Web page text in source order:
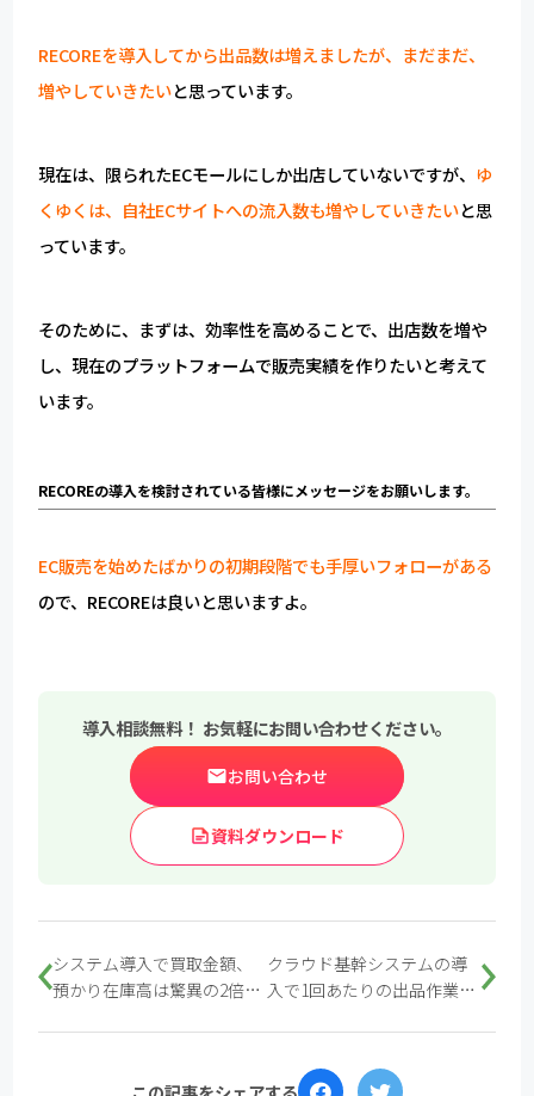
RECOREを導入してから出品数は増えましたが、まだまだ、
増やしていきたいと思っています。
現在は、限られたECモールにしか出店していないですが、 ゆ
くゆくは、自社ECサイトへの流入数も増やしていきたいと思
っています。
そのために、まずは、効率性を高めることで、出店数を増や
し、現在のプラットフォームで販売実績を作りたいと考えて
います。
RECOREの導入を検討されている皆様にメッセージをお願いします。
EC販売を始めたばかりの初期段階でも手厚いフォローがある
ので、RECOREは良いと思いますよ。
導入相談無料！ お気軽にお問い合わせください。
お問い合わせ
資料ダウンロード
システム導入で買取金額、
預かり在庫高は驚異の2倍
クラウド基幹システムの導
入で1回あたりの出品作業時